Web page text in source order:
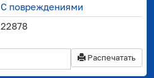
С повреждениями
22878
Распечатать